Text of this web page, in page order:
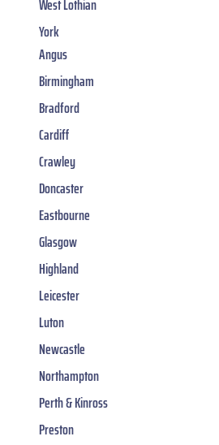
West Lothian
York
Angus
Birmingham
Bradford
Cardiff
Crawley
Doncaster
Eastbourne
Glasgow
Highland
Leicester
Luton
Newcastle
Northampton
Perth & Kinross
Preston